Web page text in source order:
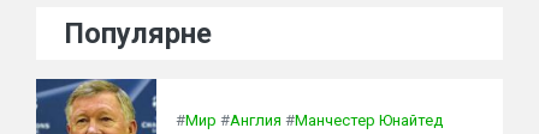
Популярне
#Мир #Англия #Манчестер Юнайтед